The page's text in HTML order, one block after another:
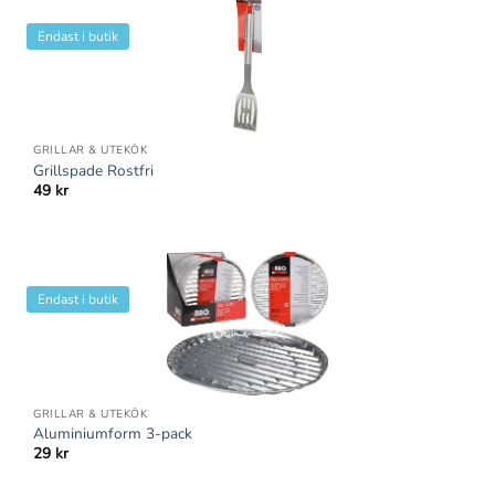
Endast i butik
GRILLAR & UTEKÖK
Grillspade Rostfri
49 kr
Endast i butik
GRILLAR & UTEKÖK
Aluminiumform 3-pack
29 kr